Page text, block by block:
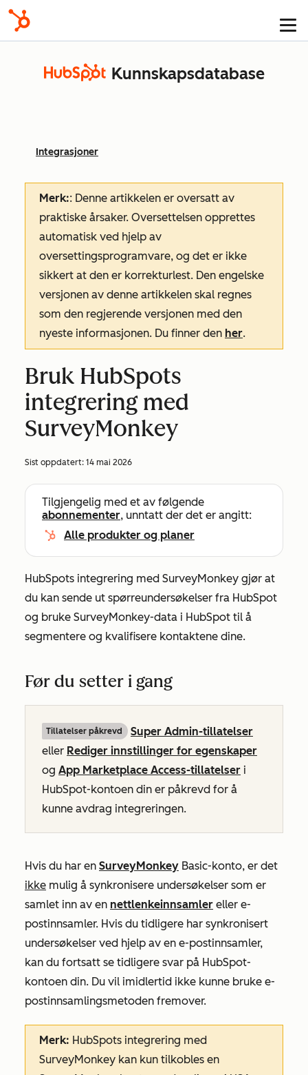
Kunnskapsdatabase
Integrasjoner
Merk:: Denne artikkelen er oversatt av
praktiske årsaker. Oversettelsen opprettes
automatisk ved hjelp av
oversettingsprogramvare, og det er ikke
sikkert at den er korrekturlest. Den engelske
versjonen av denne artikkelen skal regnes
som den regjerende versjonen med den
nyeste informasjonen. Du finner den her.
Bruk HubSpots
integrering med
SurveyMonkey
Sist oppdatert: 14 mai 2026
Tilgjengelig med et av følgende
abonnementer, unntatt der det er angitt:
Alle produkter og planer
HubSpots integrering med SurveyMonkey gjør at
du kan sende ut spørreundersøkelser fra HubSpot
og bruke SurveyMonkey-data i HubSpot til å
segmentere og kvalifisere kontaktene dine.
Før du setter i gang
Tillatelser påkrevd
Super Admin-tillatelser
eller Rediger innstillinger for egenskaper
og App Marketplace Access-tillatelser i
HubSpot-kontoen din er påkrevd for å
kunne avdrag integreringen.
Hvis du har en SurveyMonkey Basic-konto, er det
ikke mulig å synkronisere undersøkelser som er
samlet inn av en nettlenkeinnsamler eller e-
postinnsamler. Hvis du tidligere har synkronisert
undersøkelser ved hjelp av en e-postinnsamler,
kan du fortsatt se tidligere svar på HubSpot-
kontoen din. Du vil imidlertid ikke kunne bruke e-
postinnsamlingsmetoden fremover.
Merk: HubSpots integrering med
SurveyMonkey kan kun tilkobles en